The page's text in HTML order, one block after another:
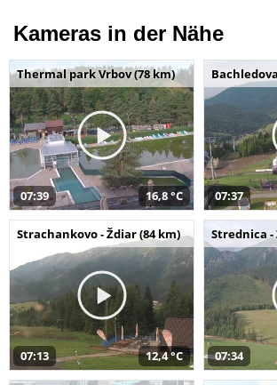
Kameras in der Nähe
Thermal park Vrbov (78 km)
07:39 16,8 °C 07:37
Strachankovo - Ždiar (84 km)
07:13 12,4 °C
Strednica -
07:34